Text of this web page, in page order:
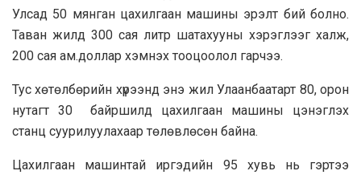
Улсад 50 мянган цахилгаан машины эрэлт бий болно.
Таван жилд 300 сая литр шатахууны хэрэглээг халж,
200 сая ам.доллар хэмнэх тооцоолол гарчээ.
Тус хөтөлбөрийн хүрээнд энэ жил Улаанбаатарт 80, орон
нутагт 30 байршилд цахилгаан машины цэнэглэх
станц суурилуулахаар төлөвлөсөн байна.
Цахилгаан машинтай иргэдийн 95 хувь нь гэртээ